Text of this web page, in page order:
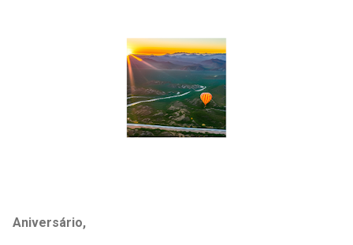
Aniversário,